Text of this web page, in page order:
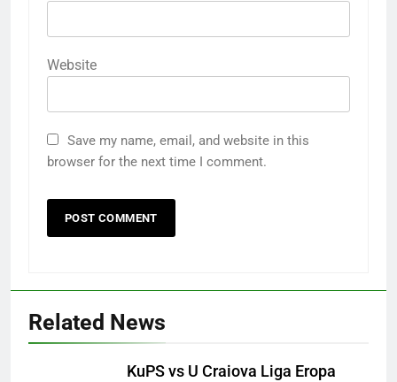
Website
Save my name, email, and website in this
browser for the next time I comment.
Related News
KuPS vs U Craiova Liga Eropa